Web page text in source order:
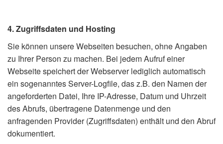
4. Zugriffsdaten und Hosting
Sie können unsere Webseiten besuchen, ohne Angaben
zu Ihrer Person zu machen. Bei jedem Aufruf einer
Webseite speichert der Webserver lediglich automatisch
ein sogenanntes Server-Logfile, das z.B. den Namen der
angeforderten Datei, Ihre IP-Adresse, Datum und Uhrzeit
des Abrufs, übertragene Datenmenge und den
anfragenden Provider (Zugriffsdaten) enthält und den Abruf
dokumentiert.